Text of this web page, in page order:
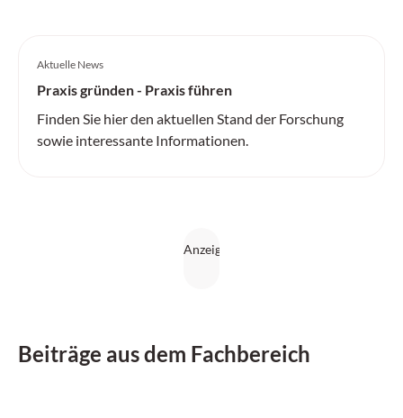
Aktuelle News
Praxis gründen - Praxis führen
Finden Sie hier den aktuellen Stand der Forschung
sowie interessante Informationen.
Beiträge aus dem Fachbereich